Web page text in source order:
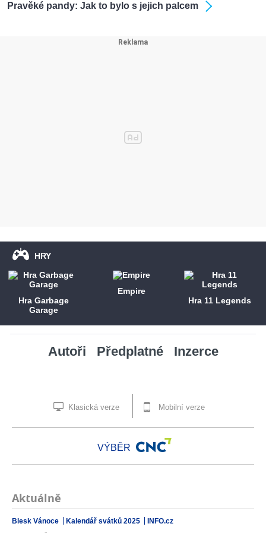
Pravěké pandy: Jak to bylo s jejich palcem
HRY
Hra Garbage
Garage
Empire
Hra 11 Legends
Autoři Předplatné Inzerce
Klasická verze Mobilní verze
VÝBĚR
Aktuálně
Blesk Vánoce Kalendář svátků 2025 INFO.cz